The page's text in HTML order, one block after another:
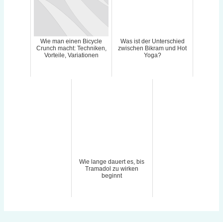
Wie man einen Bicycle
Crunch macht: Techniken,
Vorteile, Variationen
Was ist der Unterschied
zwischen Bikram und Hot
Yoga?
Wie lange dauert es, bis
Tramadol zu wirken
beginnt